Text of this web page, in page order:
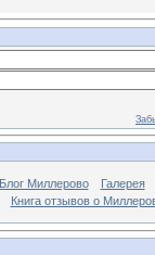
Блог Миллерово
Галерея
Книга отзывов о